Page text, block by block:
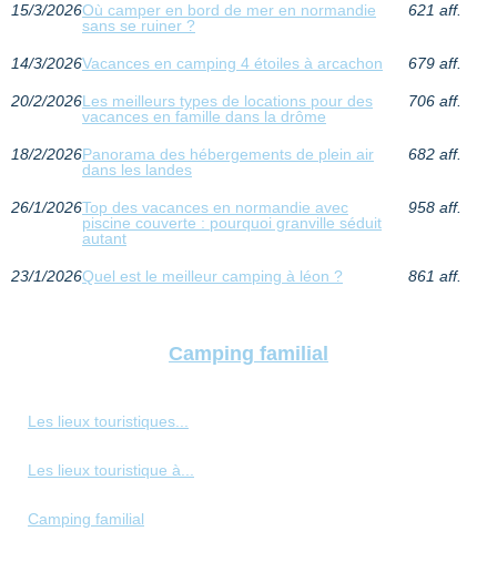
15/3/2026Où camper en bord de mer en normandie
sans se ruiner ?
621 aff.
14/3/2026Vacances en camping 4 étoiles à arcachon 679 aff.
20/2/2026Les meilleurs types de locations pour des
vacances en famille dans la drôme
706 aff.
18/2/2026Panorama des hébergements de plein air
dans les landes
682 aff.
26/1/2026Top des vacances en normandie avec
piscine couverte : pourquoi granville séduit
autant
958 aff.
23/1/2026Quel est le meilleur camping à léon ? 861 aff.
Camping familial
Les lieux touristiques...
Les lieux touristique à...
Camping familial